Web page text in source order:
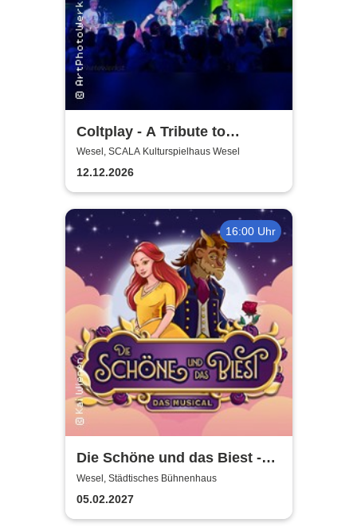
Coltplay - A Tribute to
Coldplay
Wesel, SCALA Kulturspielhaus Wesel
12.12.2026
16:00 Uhr
Die Schöne und das Biest -
das Musical | Theater Liberi
Wesel, Städtisches Bühnenhaus
05.02.2027